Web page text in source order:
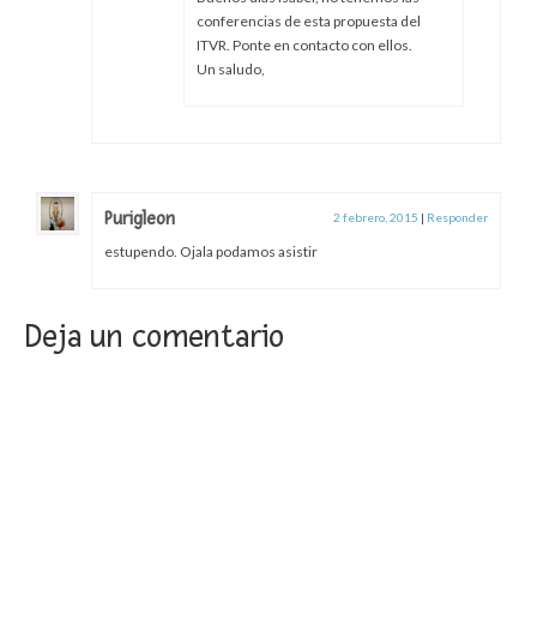
conferencias de esta propuesta del
ITVR. Ponte en contacto con ellos.
Un saludo,
Purigleon 2 febrero, 2015 | Responder
estupendo. Ojala podamos asistir
Deja un comentario